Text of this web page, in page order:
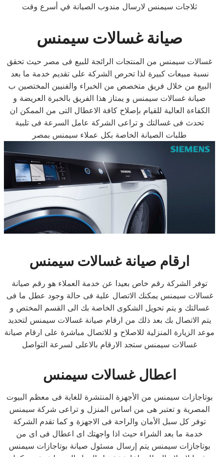
ثلاجات سيمنس لارسال مندوب الصيانة في أسرع وقت
صيانة غسالات سيمنس
غسالات سيمنس من المنتجات الرائجة للبيع فى مصر حيث تحقق
نسبة مبيعات كبيرة لذا تحرص الشركة على تقديم خدمة ما بعد
البيع من خلال فريق متخصص من الخبراء والفنيين المختصين ب
صيانة غسالات سيمنس و يمتاز هذا الفريق بالخبرة العريضة و
الكفاءة العالية للقيام بإصلاح كافة الاعطال التى من الممكن ان
تحدث فى غسالتك و تراعى الشركة عامل السرعة فى تلبية
طلبات الصيانة الخاصة بكل عملاء سيمنس بمصر
ارقام صيانة غسالات سيمنس
توفر الشركة رقم خاص بعيدا عن خدمة العملاء هو رقم صيانة
غسالات سيمنس يمكنك الاتصال علية فى حالة وجود عطل ما فى
غسالتك و يتم تحويل الشكوى الخاصة بك الى القسم المختص و
يتم الاتصال بك بعد ذلك من ارقام صيانة غسالات سيمنس لتحديد
موعد الزيارة المنزلية للاصلاح و للاتصال مباشرة على ارقام صيانة
غسالات سيمنس ستجد الارقام بالاعلى لسرعة التواصل
اعطال غسالات سيمنس
بوتاجازات سيمنس من الأجهزة المنتشرة للغاية فى معظم البيوت
المصرية و تعتبر هى من اساس المنزل و تراعى شركة سيمنس
توفر كل سبل الأمان والراحة فى الاجهزة و كما تقدم الشركة
خدمة ما بعد الشراء حيث اذا واجهتك اى اعطال فى اى من
بوتاجازات سيمنس يتم إرسال مسئول صيانة بوتاجازات سيمنس